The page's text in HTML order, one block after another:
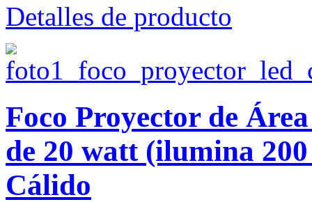
Detalles de producto
Foco Proyector de
de 20 watt (ilumina
Cálido